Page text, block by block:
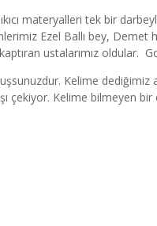
materyalleri tek bir
Ezel Ballı bey, Demet
ustalarımız oldular.
Kelime
çekiyor. Kelime bilmeyen bir